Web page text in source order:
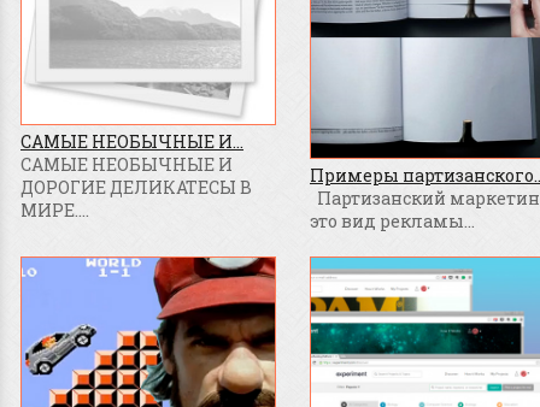
САМЫЕ НЕОБЫЧНЫЕ И...
САМЫЕ НЕОБЫЧНЫЕ И
ДОРОГИЕ ДЕЛИКАТЕСЫ В
МИРЕ....
Примеры
Партизанский
это вид рекламы...